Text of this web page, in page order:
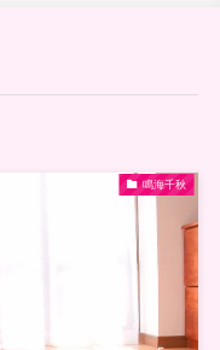
鳴海千秋